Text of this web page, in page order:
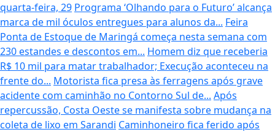
quarta-feira, 29 Programa ‘Olhando para o Futuro’ alcança
marca de mil óculos entregues para alunos da... Feira
Ponta de Estoque de Maringá começa nesta semana com
230 estandes e descontos em... Homem diz que receberia
R$ 10 mil para matar trabalhador; Execução aconteceu na
frente do... Motorista fica presa às ferragens após grave
acidente com caminhão no Contorno Sul de... Após
repercussão, Costa Oeste se manifesta sobre mudança na
coleta de lixo em Sarandi Caminhoneiro fica ferido após